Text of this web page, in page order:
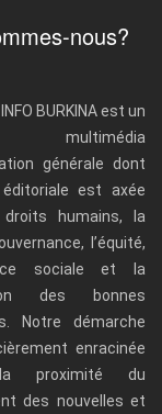
nous?
BURKINA est un
générale dont
est axée
humains, la
l’équité,
sociale et la
des bonnes
Notre démarche
enracinée
proximité du
des nouvelles et